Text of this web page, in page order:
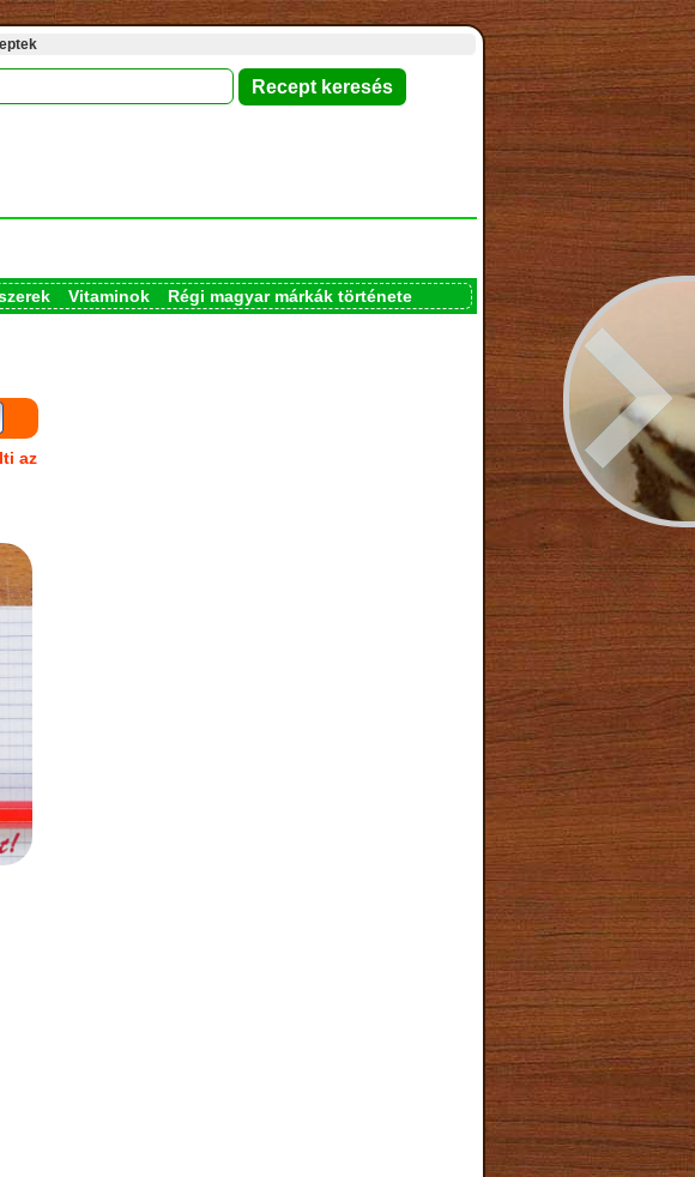
Vitaminok
Régi magyar márkák története
az